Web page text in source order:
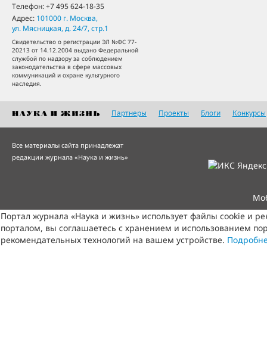
Телефон:+7 495 624-18-35
Адрес: 101000 г. Москва,
ул. Мясницкая, д. 24/7, стр.1
Свидетельство о регистрации ЭЛ №ФС 77-
20213 от 14.12.2004 выдано Федеральной
службой по надзору за соблюдением
законодательства в сфере массовых
коммуникаций и охране культурного
наследия.
Партнеры Проекты Блоги Конкурсы
Все материалы сайта принадлежат
редакции журнала «Наука и жизнь»
Портал журнала «Наука и жизнь» использует файлы cookie и
порталом, вы соглашаетесь с хранением и использованием
рекомендательных технологий на вашем устройстве.